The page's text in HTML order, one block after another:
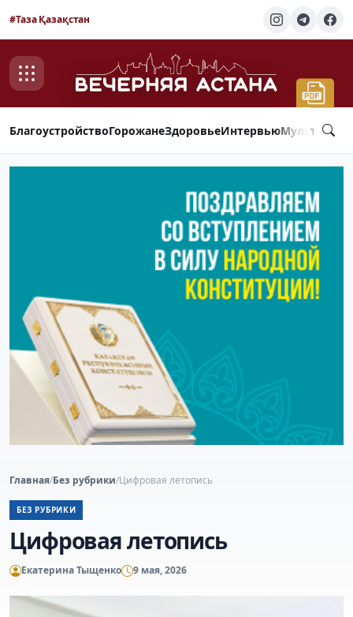
#Таза Қазақстан
БлагоустройствоГорожанеЗдоровьеИнтервью
Главная/Без рубрики/Цифровая летопись
БЕЗ РУБРИКИ
Цифровая летопись
Екатерина Тыщенко 9 мая, 2026